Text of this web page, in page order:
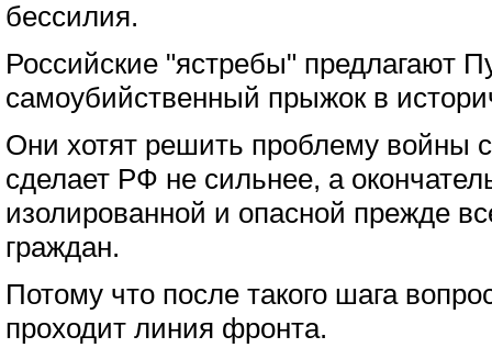
бессилия.
Российские "ястребы" предлагают
самоубийственный прыжок в
Они хотят решить проблему войны
сделает РФ не сильнее, а
изолированной и опасной прежде
граждан.
Потому что после такого шага
проходит линия фронта.